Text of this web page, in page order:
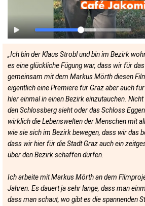
„Ich bin der Klaus Strobl und bin im Bezirk
es eine glückliche Fügung war, dass wir für
gemeinsam mit dem Markus Mörth diesen
eigentlich eine Premiere für Graz aber auch
hier einmal in einen Bezirk einzutauchen.
den Schlossberg sieht oder das Schloss
wirklich die Lebenswelten der Menschen mit
wie sie sich im Bezirk bewegen, dass wir das
dass wir hier für die Stadt Graz auch ein
über den Bezirk schaffen dürfen.
Ich arbeite mit Markus Mörth an dem
Jahren. Es dauert ja sehr lange, dass man
dass man schaut, wo gibt es die spannenden